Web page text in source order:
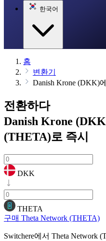
한국어
홈
변환기
Danish Krone (DKK)
전환하다
Danish Krone
(THETA)로 즉시
DKK
THETA
구매 Theta Network (THETA)
Switchere에서 Theta Network